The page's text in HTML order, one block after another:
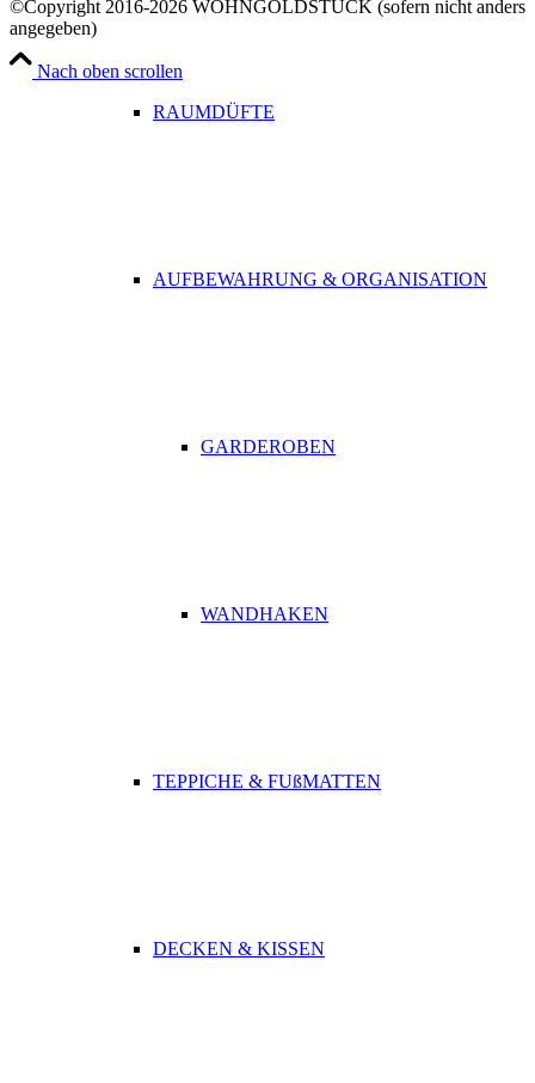
RAUMDÜFTE
AUFBEWAHRUNG & ORGANISATION
GARDEROBEN
WANDHAKEN
TEPPICHE & FUßMATTEN
DECKEN & KISSEN
©Copyright 2016-2026 WOHNGOLDSTÜCK (sofern nicht anders
angegeben)
Nach oben scrollen